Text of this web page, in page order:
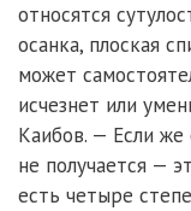
относятся
осанка, плоская
может
исчезнет или
Каибов. — Если же
не получается —
есть четыре